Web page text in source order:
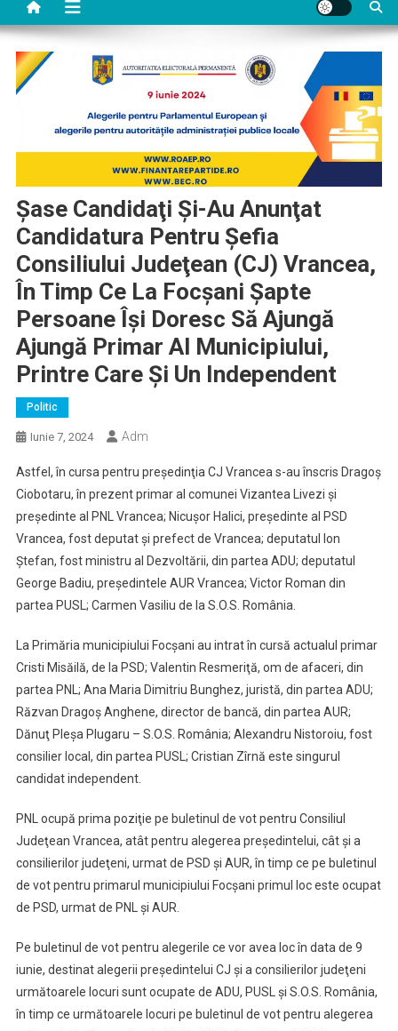
Şase Candidaţi Şi-Au Anunţat
Candidatura Pentru Şefia
Consiliului Judeţean (CJ) Vrancea,
În Timp Ce La Focşani Şapte
Persoane Îşi Doresc Să Ajungă
Ajungă Primar Al Municipiului,
Printre Care Şi Un Independent
Politic
Iunie 7, 2024 Adm
Astfel, în cursa pentru preşedinţia CJ Vrancea s-au înscris Dragoş
Ciobotaru, în prezent primar al comunei Vizantea Livezi şi
preşedinte al PNL Vrancea; Nicuşor Halici, preşedinte al PSD
Vrancea, fost deputat şi prefect de Vrancea; deputatul Ion
Ştefan, fost ministru al Dezvoltării, din partea ADU; deputatul
George Badiu, preşedintele AUR Vrancea; Victor Roman din
partea PUSL; Carmen Vasiliu de la S.O.S. România.
La Primăria municipiului Focşani au intrat în cursă actualul primar
Cristi Misăilă, de la PSD; Valentin Resmeriţă, om de afaceri, din
partea PNL; Ana Maria Dimitriu Bunghez, juristă, din partea ADU;
Răzvan Dragoş Anghene, director de bancă, din partea AUR;
Dănuţ Pleşa Plugaru – S.O.S. România; Alexandru Nistoroiu, fost
consilier local, din partea PUSL; Cristian Zîrnă este singurul
candidat independent.
PNL ocupă prima poziţie pe buletinul de vot pentru Consiliul
Judeţean Vrancea, atât pentru alegerea preşedintelui, cât şi a
consilierilor judeţeni, urmat de PSD şi AUR, în timp ce pe buletinul
de vot pentru primarul municipiului Focşani primul loc este ocupat
de PSD, urmat de PNL şi AUR.
Pe buletinul de vot pentru alegerile ce vor avea loc în data de 9
iunie, destinat alegerii preşedintelui CJ şi a consilierilor judeţeni
următoarele locuri sunt ocupate de ADU, PUSL şi S.O.S. România,
în timp ce următoarele locuri pe buletinul de vot pentru alegerea